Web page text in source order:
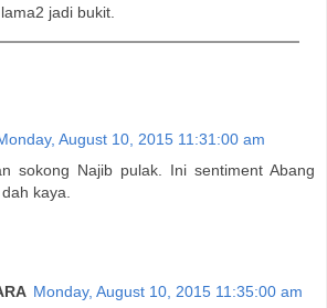
jadi bukit.
August 10, 2015 11:31:00 am
sokong Najib pulak. Ini sentiment Abang
kaya.
Monday, August 10, 2015 11:35:00 am